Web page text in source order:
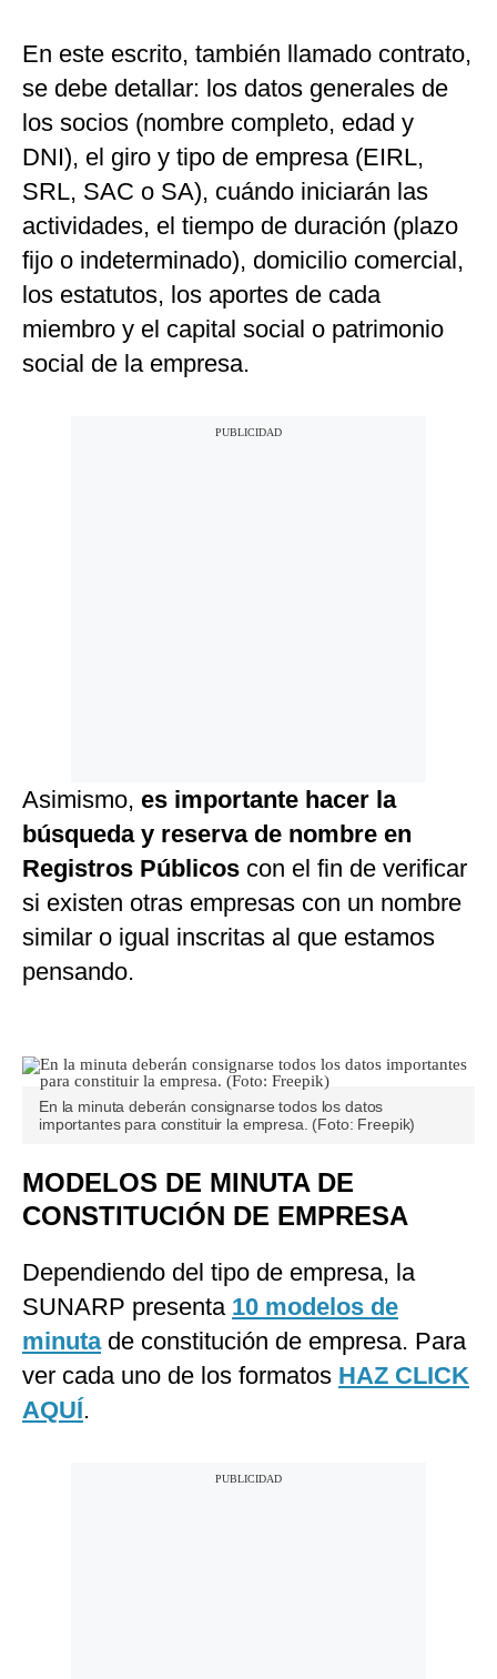
En este escrito, también llamado contrato,
se debe detallar: los datos generales de
los socios (nombre completo, edad y
DNI), el giro y tipo de empresa (EIRL,
SRL, SAC o SA), cuándo iniciarán las
actividades, el tiempo de duración (plazo
fijo o indeterminado), domicilio comercial,
los estatutos, los aportes de cada
miembro y el capital social o patrimonio
social de la empresa.
Asimismo, es importante hacer la
búsqueda y reserva de nombre en
Registros Públicos con el fin de verificar
si existen otras empresas con un nombre
similar o igual inscritas al que estamos
pensando.
En la minuta deberán consignarse todos los datos
importantes para constituir la empresa. (Foto: Freepik)
MODELOS DE MINUTA DE
CONSTITUCIÓN DE EMPRESA
Dependiendo del tipo de empresa, la
SUNARP presenta 10 modelos de
minutade constitución de empresa. Para
ver cada uno de los formatos HAZ CLICK
AQUÍ.